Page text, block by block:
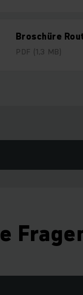
Broschüre
PDF (1,3 MB)